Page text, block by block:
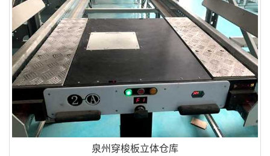
泉州穿梭板立体仓库